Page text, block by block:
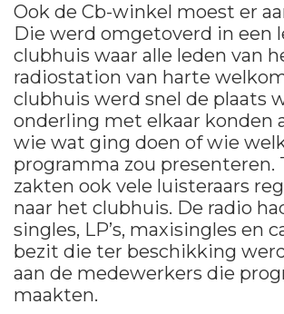
Ook de Cb-winkel moest er
Die werd omgetoverd in een
clubhuis waar alle leden van
radiostation van harte
clubhuis werd snel de plaats
onderling met elkaar konden
wie wat ging doen of wie
programma zou presenteren.
zakten ook vele luisteraars
naar het clubhuis. De radio
singles, LP’s, maxisingles en
bezit die ter beschikking
aan de medewerkers die
maakten.